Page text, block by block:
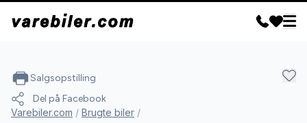
Salgsopstilling
Del på Facebook
Varebiler.com / Brugte biler /